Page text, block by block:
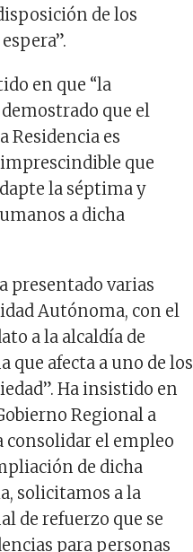
de los
en que “la
demostrado que el
Residencia es
que
la séptima y
a dicha
presentado varias
Autónoma, con el
a la alcaldía de
que afecta a uno de los
Ha insistido en
Regional a
consolidar el empleo
de dicha
solicitamos a la
de refuerzo que se
para personas